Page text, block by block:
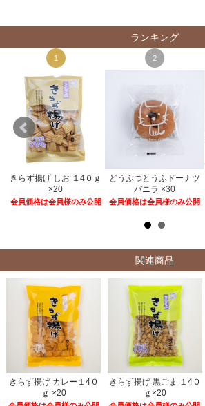
ランキング
1
きらず揚げ しお １4０ｇ
×20
会員価格は会員様のみ公開
2
どうぶつとうふドーナツ
バニラ ×30
会員価格は会員様のみ公開
関連商品
きらず揚げ カレー１4０
ｇ ×20
きらず揚げ 黒ごま １4０
ｇ×20